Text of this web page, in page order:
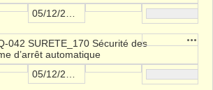
042 SURETE_170 Sécurité des
d’arrêt automatique